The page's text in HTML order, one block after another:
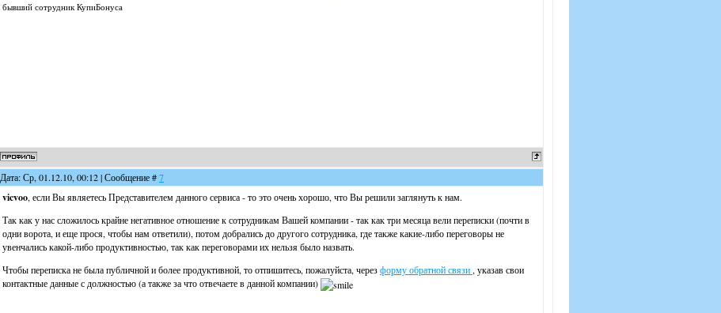
бывший сотрудник КупиБонуса
Дата: Ср, 01.12.10, 00:12 | Сообщение #7
vicvoo, если Вы являетесь Представителем данного сервиса - то это очень хорошо, что Вы решили заглянуть к нам.
Так как у нас сложилось крайне негативное отношение к сотрудникам Вашей компании - так как три месяца вели переписки (почти в
одни ворота, и еще прося, чтобы нам ответили), потом добрались до другого сотрудника, где также какие-либо переговоры не
увенчались какой-либо продуктивностью, так как переговорами их нельзя было назвать.
Чтобы переписка не была публичной и более продуктивной, то отпишитесь, пожалуйста, черезформу обратной связи , указав свои
контактные данные с должностью (а также за что отвечаете в данной компании)